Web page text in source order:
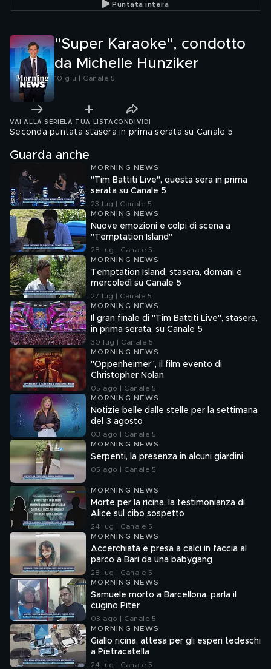
Puntata intera
"Super Karaoke", condotto
da Michelle Hunziker
10 giu | Canale 5
VAI ALLA SERIE LA TUA LISTA CONDIVIDI
Seconda puntata stasera in prima serata su Canale 5
Guarda anche
MORNING NEWS
"Tim Battiti Live", questa sera in prima
serata su Canale 5
23 lug | Canale 5
MORNING NEWS
Nuove emozioni e colpi di scena a
"Temptation Island"
28 lug | Canale 5
MORNING NEWS
Temptation Island, stasera, domani e
mercoledì su Canale 5
27 lug | Canale 5
MORNING NEWS
Il gran finale di "Tim Battiti Live", stasera,
in prima serata, su Canale 5
30 lug | Canale 5
MORNING NEWS
"Oppenheimer", il film evento di
Christopher Nolan
05 ago | Canale 5
MORNING NEWS
Notizie belle dalle stelle per la settimana
del 3 agosto
03 ago | Canale 5
MORNING NEWS
Serpenti, la presenza in alcuni giardini
05 ago | Canale 5
MORNING NEWS
Morte per la ricina, la testimonianza di
Alice sul cibo sospetto
24 lug | Canale 5
MORNING NEWS
Accerchiata e presa a calci in faccia al
parco a Bari da una babygang
28 lug | Canale 5
MORNING NEWS
Samuele morto a Barcellona, parla il
cugino Piter
03 ago | Canale 5
MORNING NEWS
Giallo ricina, attesa per gli esperi tedeschi
a Pietracatella
24 lug | Canale 5